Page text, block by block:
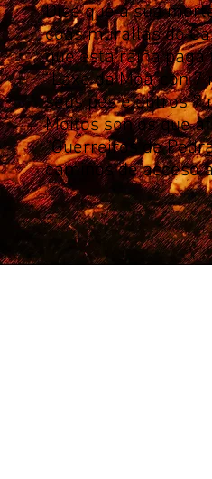
Dise que á súa
coas murallas do
que esta raíña
“Laxe da Moa”con
seus pés e outros 7
Moitos son os que
“Guerreiros de
camiños de acceso